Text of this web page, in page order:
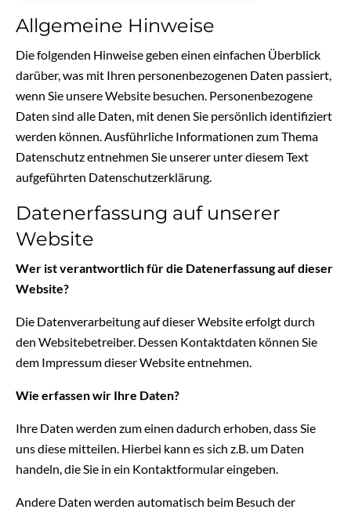
Allgemeine Hinweise
Die folgenden Hinweise geben einen einfachen Überblick
darüber, was mit Ihren personenbezogenen Daten passiert,
wenn Sie unsere Website besuchen. Personenbezogene
Daten sind alle Daten, mit denen Sie persönlich identifiziert
werden können. Ausführliche Informationen zum Thema
Datenschutz entnehmen Sie unserer unter diesem Text
aufgeführten Datenschutzerklärung.
Datenerfassung auf unserer
Website
Wer ist verantwortlich für die Datenerfassung auf dieser
Website?
Die Datenverarbeitung auf dieser Website erfolgt durch
den Websitebetreiber. Dessen Kontaktdaten können Sie
dem Impressum dieser Website entnehmen.
Wie erfassen wir Ihre Daten?
Ihre Daten werden zum einen dadurch erhoben, dass Sie
uns diese mitteilen. Hierbei kann es sich z.B. um Daten
handeln, die Sie in ein Kontaktformular eingeben.
Andere Daten werden automatisch beim Besuch der